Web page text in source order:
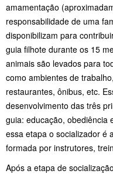
amamentação
responsabilidade de uma
disponibilizam para
guia filhote durante os 15
animais são levados para
como ambientes de
restaurantes, ônibus, etc.
desenvolvimento das três
guia: educação, obediência
essa etapa o socializador é
formada por instrutores,
Após a etapa de